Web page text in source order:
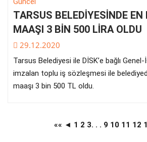
TARSUS BELEDİYESİNDE EN
MAAŞI 3 BİN 500 LİRA OLDU
29.12.2020
Tarsus Belediyesi ile DİSK’e bağlı
imzalan toplu iş sözleşmesi ile
maaşı 3 bin 500 TL oldu.
«« ◄ 1 2 3. . . 9 10 11 12